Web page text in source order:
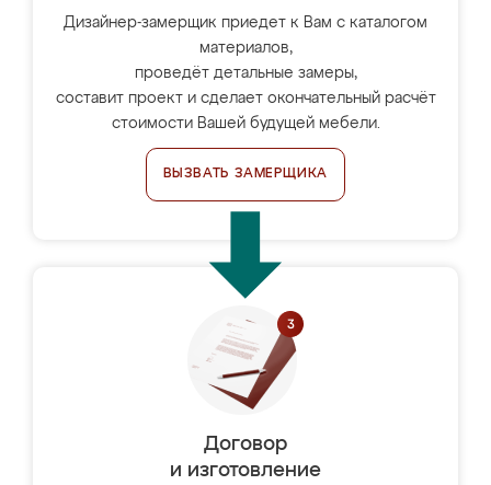
Дизайнер-замерщик приедет к Вам с каталогом
материалов,
проведёт детальные замеры,
составит проект и сделает окончательный расчёт
стоимости Вашей будущей мебели.
ВЫЗВАТЬ ЗАМЕРЩИКА
Договор
и изготовление